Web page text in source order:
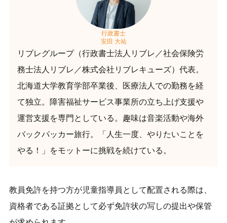
行政書士
安田 大祐
リブレグループ（行政書士法人リブレ／社会保険労
務士法人リブレ／株式会社リブレキューズ）代表。
北海道大学教育学部卒業後、医療法人での勤務を経
て独立。障害福祉サービス事業所の立ち上げ支援や
運営支援を専門としている。趣味は音楽活動や海外
バックパッカー旅行。「人生一度、やりたいことを
やる！」をモットーに挑戦を続けている。
教員免許を持つ方が児童指導員として配置される際は、
資格者である証拠として必ず免許状の写しの提出や保管
プライバシーポリシー
コンテンツポリシー・免責事項